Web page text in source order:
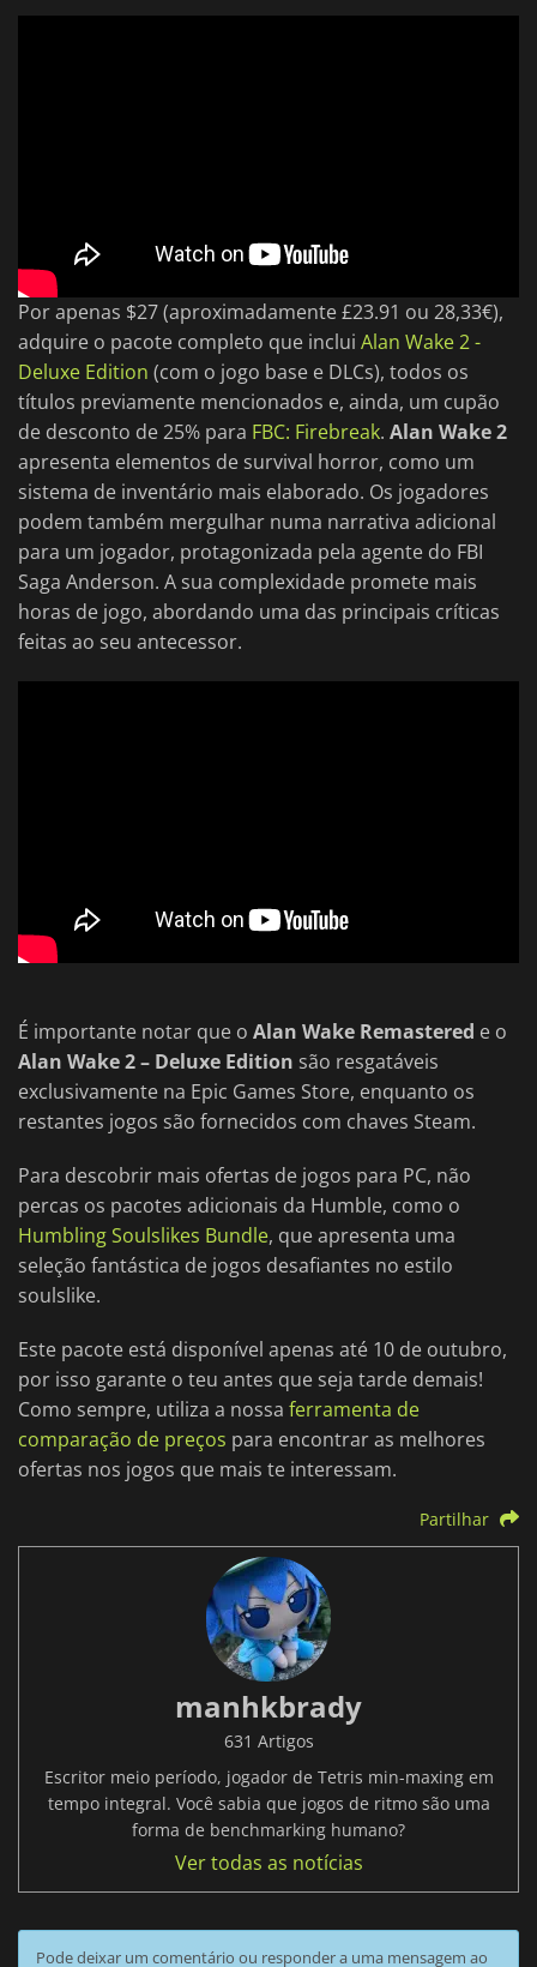
Por apenas $27 (aproximadamente £23.91 ou 28,33€),
adquire o pacote completo que inclui Alan Wake 2 -
Deluxe Edition (com o jogo base e DLCs), todos os
títulos previamente mencionados e, ainda, um cupão
de desconto de 25% para FBC: Firebreak. Alan Wake 2
apresenta elementos de survival horror, como um
sistema de inventário mais elaborado. Os jogadores
podem também mergulhar numa narrativa adicional
para um jogador, protagonizada pela agente do FBI
Saga Anderson. A sua complexidade promete mais
horas de jogo, abordando uma das principais críticas
feitas ao seu antecessor.
É importante notar que o Alan Wake Remastered e o
Alan Wake 2 – Deluxe Edition são resgatáveis
exclusivamente na Epic Games Store, enquanto os
restantes jogos são fornecidos com chaves Steam.
Para descobrir mais ofertas de jogos para PC, não
percas os pacotes adicionais da Humble, como o
Humbling Soulslikes Bundle, que apresenta uma
seleção fantástica de jogos desafiantes no estilo
soulslike.
Este pacote está disponível apenas até 10 de outubro,
por isso garante o teu antes que seja tarde demais!
Como sempre, utiliza a nossa ferramenta de
comparação de preços para encontrar as melhores
ofertas nos jogos que mais te interessam.
Partilhar
manhkbrady
631 Artigos
Escritor meio período, jogador de Tetris min-maxing em
tempo integral. Você sabia que jogos de ritmo são uma
forma de benchmarking humano?
Ver todas as notícias
Pode deixar um comentário ou responder a uma mensagem ao